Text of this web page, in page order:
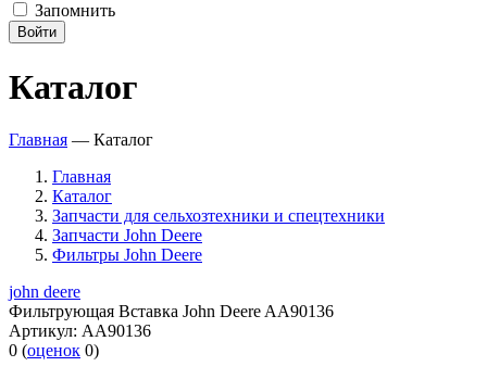
Запомнить
Войти
Каталог
Главная — Каталог
Главная
Каталог
Запчасти для сельхозтехники и спецтехники
Запчасти John Deere
Фильтры John Deere
john deere
Фильтрующая Вставка John Deere AA90136
Артикул: AA90136
0 (оценок 0)